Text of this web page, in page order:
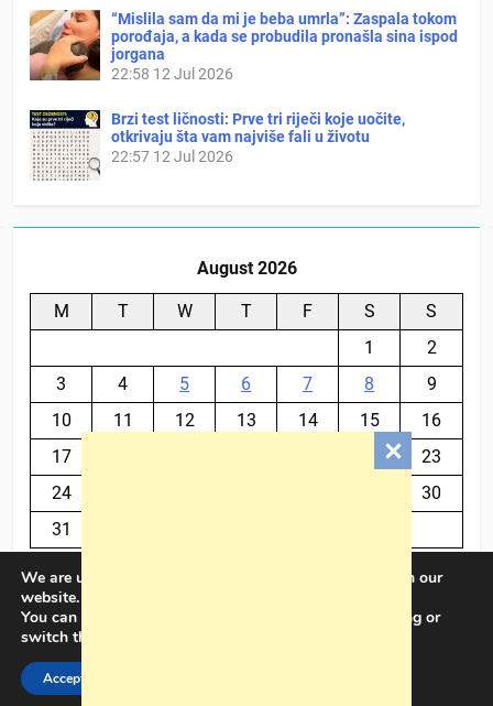
“Mislila sam da mi je beba umrla”: Zaspala tokom
porođaja, a kada se probudila pronašla sina ispod
jorgana
22:58 12 Jul 2026
Brzi test ličnosti: Prve tri riječi koje uočite,
otkrivaju šta vam najviše fali u životu
22:57 12 Jul 2026
August 2026
M T W T F S
S
1
2
3
4 5 6 7 8
9
10
11 12 13 14 15
16
17
23
24
30
31
BalkanPlus 2024© Powered By
We are using cookies to give you the best experience on our
website.
You can find out more about which cookies we are using or
switch them off in
Accept